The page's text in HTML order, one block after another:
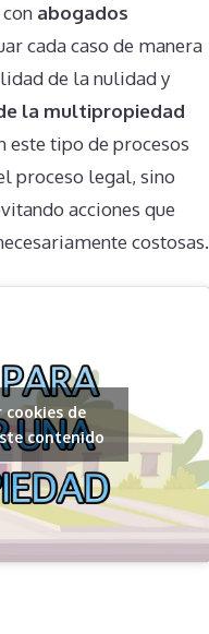
abogados
cada caso de manera
de la nulidad y
la multipropiedad
este tipo de procesos
proceso legal, sino
acciones que
costosas​.
cookies de
contenido